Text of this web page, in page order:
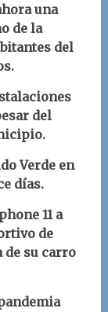
una
de la
del
del
Verde en
días.
11 a
de
de su carro